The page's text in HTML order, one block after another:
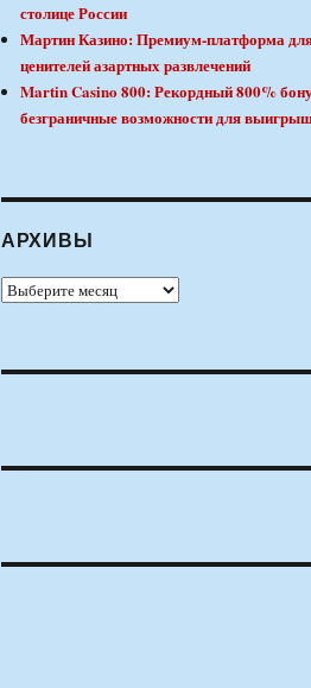
столице России
Мартин Казино: Премиум-платформа
ценителей азартных развлечений
Martin Casino 800: Рекордный 800%
безграничные возможности для
АРХИВЫ
Архивы